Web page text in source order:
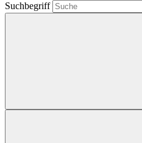
Suchbegriff